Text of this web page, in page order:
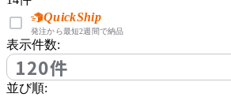
イ
CondeHouse
カンディハウス
QuickShip
発注から最短2週間で納品
表示件数:
120件
並び順: